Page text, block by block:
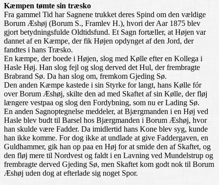
Kæmpen tømte sin træsko
Fra gammel Tid har Sagnene trukket deres Spind om den vældige
Borum Æshøj (Borum S., Framlev H.), hvori der Aar 1875 blev
gjort betydningsfulde Oldtidsfund. Et Sagn fortæller, at Højen var
dannet af en Kæmpe, der fik Højen opdynget af den Jord, der
fandtes i hans Træsko.
En kæmpe, der boede i Højen, slog med Kølle efter en Kollega i
Hasle Høj. Han slog fejl og slog derved det Hul, der frembragte
Brabrand Sø. Da han slog om, fremkom Gjeding Sø.
Den anden Kæmpe kastede i sin Styrke for langt, hans Kølle fór
over Borum Æshøj, skilte den ad med Skaftet af sin Kølle, der fløj
længere vestpaa og slog den Fordybning, som nu er Lading Sø.
En anden Sagnoptegnelse meddeler, at Bjærgmanden i en Høj ved
Hasle blev budt til Barsel hos Bjærgmanden i Borum Æshøj, hvor
han skulde være Fadder. Da imidlertid hans Kone blev syg, kunde
han ikke komme. For dog ikke at undlade at give Faddergaven, en
Guldhammer, gik han op paa en Høj for at smide den af Skaftet, og
den fløj mere til Nordvest og faldt i en Lavning ved Mundelstrup og
frembragte derved Gjeding Sø, men Skaftet kom godt nok til Borum
Æshøj uden dog at efterlade sig noget Spor.